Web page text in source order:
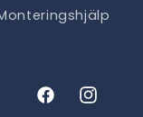
FacebookInstagram